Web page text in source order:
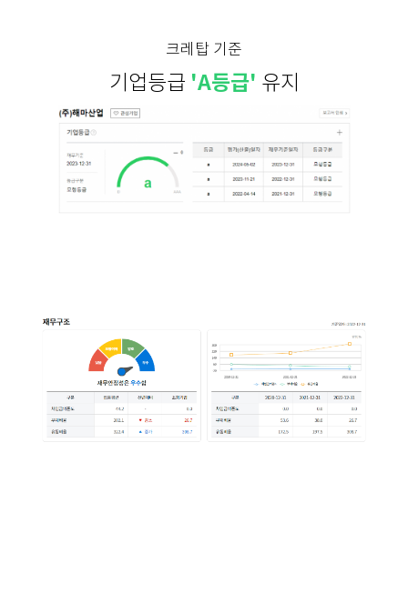
크레탑 기준
기업등급 'A등급' 유지